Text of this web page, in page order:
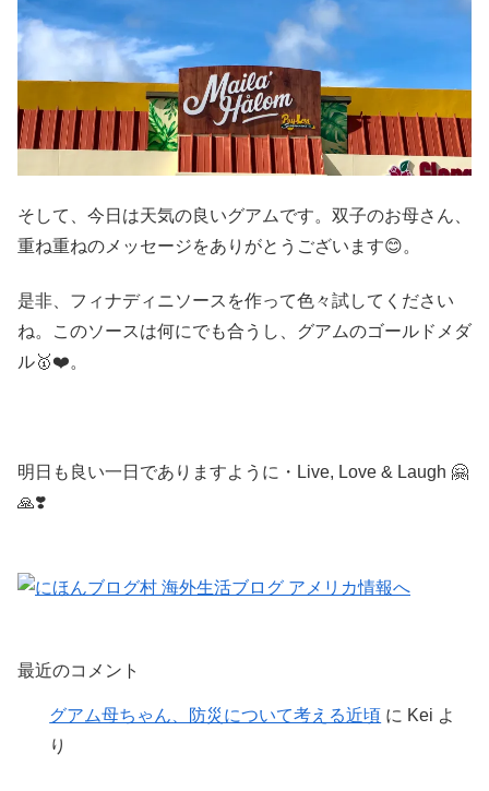
そして、今日は天気の良いグアムです。双子のお母さん、
重ね重ねのメッセージをありがとうございます😊。
是非、フィナディニソースを作って色々試してください
ね。このソースは何にでも合うし、グアムのゴールドメダ
ル🥇❤️。
明日も良い一日でありますように・Live, Love & Laugh 🤗
🙏❣️
最近のコメント
グアム母ちゃん、防災について考える近頃 に Kei よ
り